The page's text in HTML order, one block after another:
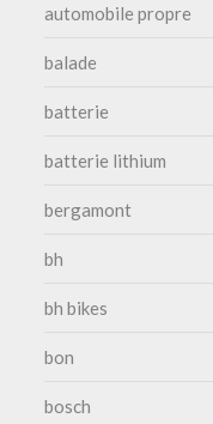
automobile propre
balade
batterie
batterie lithium
bergamont
bh
bh bikes
bon
bosch